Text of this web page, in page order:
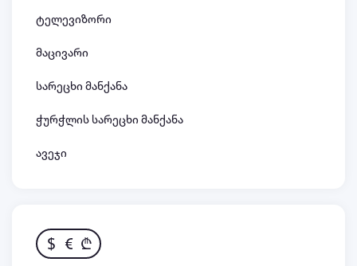
ტელევიზორი
მაცივარი
სარეცხი მანქანა
ჭურჭლის სარეცხი მანქანა
ავეჯი
$ € ₾